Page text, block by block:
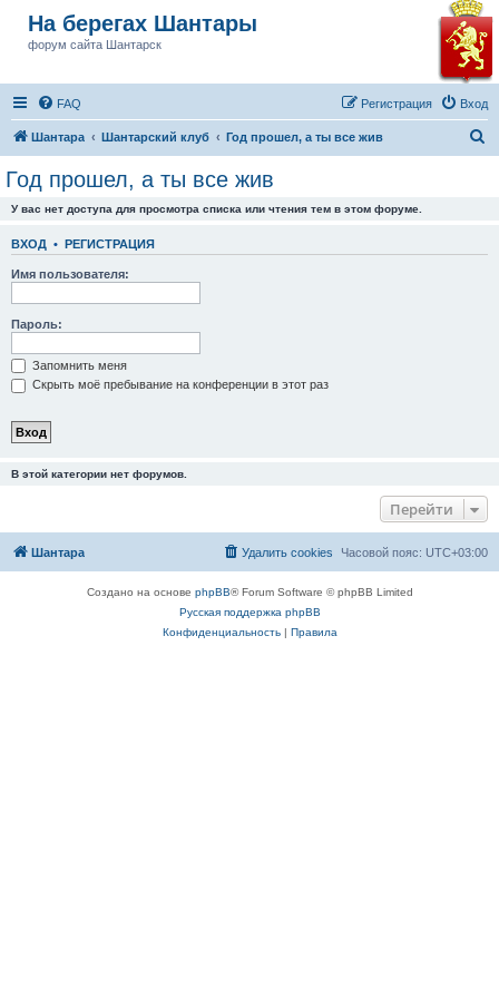
На берегах Шантары
форум сайта Шантарск
FAQ Вход
Регистрация
Шантара Шантарский клуб Год прошел, а ты все жив
Год прошел, а ты все жив
У вас нет доступа для просмотра списка или чтения тем в этом форуме.
ВХОД • РЕГИСТРАЦИЯ
Имя пользователя:
Пароль:
Запомнить меня
Скрыть моё пребывание на конференции в этот раз
В этой категории нет форумов.
Перейти
Шантара Часовой пояс: UTC+03:00
Удалить cookies
Создано на основе phpBB® Forum Software © phpBB Limited
Русская поддержка phpBB
Конфиденциальность| Правила